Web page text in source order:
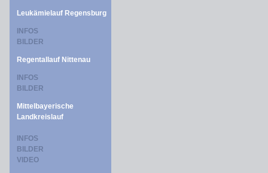
Leukämielauf Regensburg
INFOS
BILDER
Regentallauf Nittenau
INFOS
BILDER
Mittelbayerische
Landkreislauf
INFOS
BILDER
VIDEO